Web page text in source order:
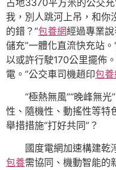
我，別人跳河上吊，和你
的錯？”包養網經過專業
儲充”一體化直流快充站
以或許行駛170公里擺佈
電。”公交車司機趙印包養
“極熱無風”“晚峰無
性、隨機性、動搖性等特
舉措措施“打好共同”？
國度電網加速構建乾
包養需協同、機動智能的